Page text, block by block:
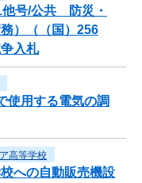
他号/公共 防災・
）（（国）256
入札
使用する電気の調
高等学校
への自動販売機設